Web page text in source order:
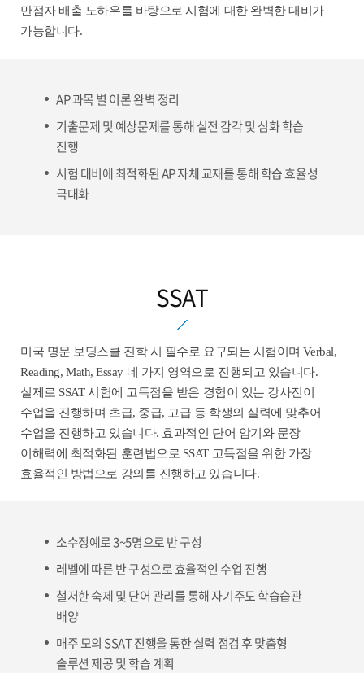
만점자 배출 노하우를 바탕으로 시험에 대한 완벽한 대비가
가능합니다.
AP 과목 별 이론 완벽 정리
기출문제 및 예상문제를 통해 실전 감각 및 심화 학습
진행
시험 대비에 최적화된 AP 자체 교재를 통해 학습 효율성
극대화
SSAT
미국 명문 보딩스쿨 진학 시 필수로 요구되는 시험이며 Verbal,
Reading, Math, Essay 네 가지 영역으로 진행되고 있습니다.
실제로 SSAT 시험에 고득점을 받은 경험이 있는 강사진이
수업을 진행하며 초급, 중급, 고급 등 학생의 실력에 맞추어
수업을 진행하고 있습니다. 효과적인 단어 암기와 문장
이해력에 최적화된 훈련법으로 SSAT 고득점을 위한 가장
효율적인 방법으로 강의를 진행하고 있습니다.
소수정예로 3~5명으로 반 구성
레벨에 따른 반 구성으로 효율적인 수업 진행
철저한 숙제 및 단어 관리를 통해 자기주도 학습습관
배양
매주 모의 SSAT 진행을 통한 실력 점검 후 맞춤형
솔루션 제공 및 학습 계획